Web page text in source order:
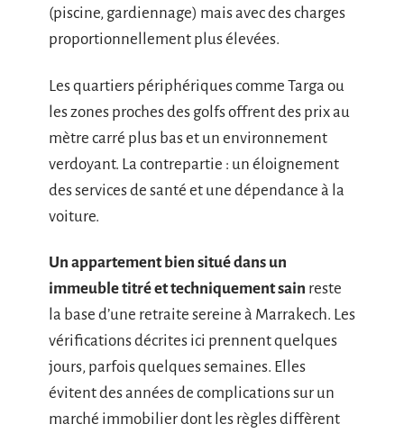
(piscine, gardiennage) mais avec des charges
proportionnellement plus élevées.
Les quartiers périphériques comme Targa ou
les zones proches des golfs offrent des prix au
mètre carré plus bas et un environnement
verdoyant. La contrepartie : un éloignement
des services de santé et une dépendance à la
voiture.
Un appartement bien situé dans un
immeuble titré et techniquement sain reste
la base d’une retraite sereine à Marrakech. Les
vérifications décrites ici prennent quelques
jours, parfois quelques semaines. Elles
évitent des années de complications sur un
marché immobilier dont les règles diffèrent